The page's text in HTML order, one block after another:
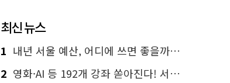
하
기
하
최신 뉴스
1 내년 서울 예산, 어디에 쓰면 좋을까요? 온라인 투표
2 영화·AI 등 192개 강좌 쏟아진다! 서울시민대학 선착순 신청